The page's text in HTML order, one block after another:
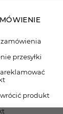
przesyłki
produkt